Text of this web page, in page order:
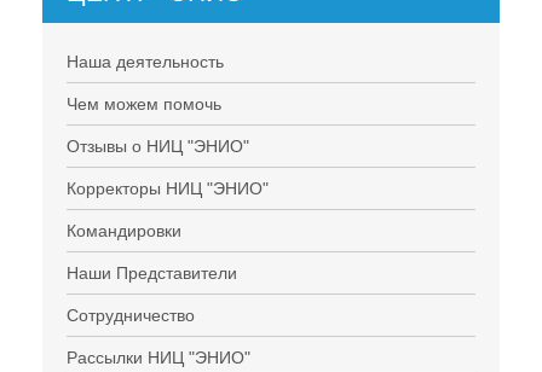
Наша деятельность
Чем можем помочь
Отзывы о НИЦ "ЭНИО"
Корректоры НИЦ "ЭНИО"
Командировки
Наши Представители
Сотрудничество
Рассылки НИЦ "ЭНИО"